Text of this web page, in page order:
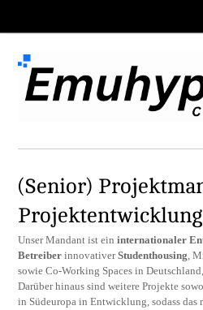
(Senior)
Projektentwicklung
Unser Mandant ist eininternationaler
Betreiber innovativerStudenthousing,
sowie Co-Working Spaces in
Darüber hinaus sind weitere Projekte
in Südeuropa in Entwicklung, sodass